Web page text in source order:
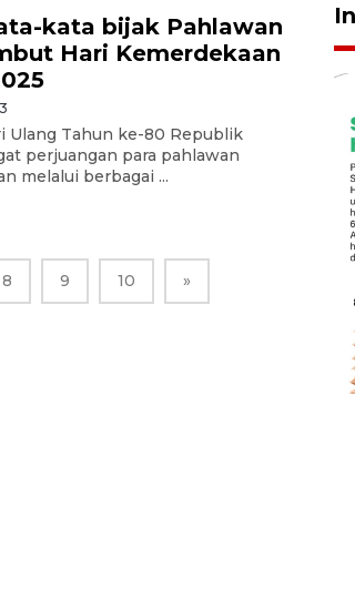
kata bijak Pahlawan
Hari Kemerdekaan
Ulang Tahun ke-80 Republik
perjuangan para pahlawan
melalui berbagai ...
8 9 10 »